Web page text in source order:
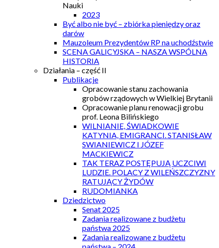
Nauki
2023
Być albo nie być – zbiórka pieniędzy oraz
darów
Mauzoleum Prezydentów RP na uchodźstwie
SCENA GALICYJSKA – NASZA WSPÓLNA
HISTORIA
Działania – część II
Publikacje
Opracowanie stanu zachowania
grobów rządowych w Wielkiej Brytanii
Opracowanie planu renowacji grobu
prof. Leona Bilińskiego
WILNIANIE, ŚWIADKOWIE
KATYNIA, EMIGRANCI. STANISŁAW
SWIANIEWICZ I JÓZEF
MACKIEWICZ
TAK TERAZ POSTĘPUJĄ UCZCIWI
LUDZIE. POLACY Z WILEŃSZCZYZNY
RATUJĄCY ŻYDÓW
RUDOMIANKA
Dziedzictwo
Senat 2025
Zadania realizowane z budżetu
państwa 2025
Zadania realizowane z budżetu